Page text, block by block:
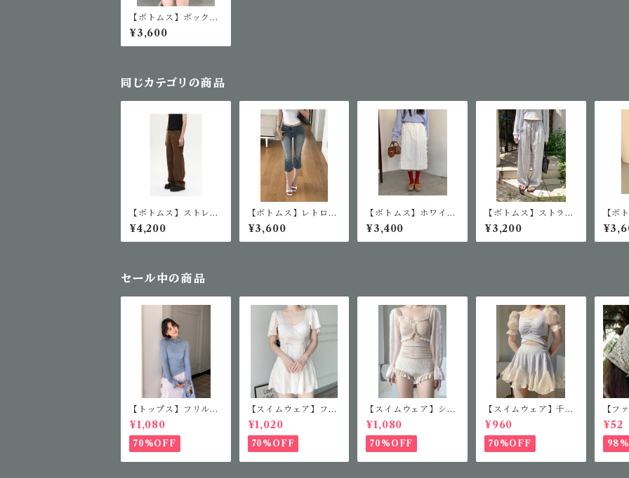
【ボトムス】ボックス
プリーツデニムスコー
ト
¥3,600
同じカテゴリの商品
【ボトムス】ストレー
トカジュアルパンツ
¥4,200
【ボトムス】レトロウ
ォッシュデニムカプリ
パンツ
¥3,600
【ボトムス】ホワイト
フリルスカート
¥3,400
【ボトムス】ストライ
プドローストリングワ
イドパンツ
¥3,200
【ボ
プリパ
セール中の商品
【トップス】フリルカ
ラーニット
¥1,080
70%OFF
【スイムウェア】フレ
アミニワンピース
¥1,020
70%OFF
【スイムウェア】シア
ースリーブフリルワン
ピース
¥1,080
70%OFF
【スイムウェア】千鳥
柄セパレート水着
¥960
70%OFF
【フ
ファ
ス
¥52